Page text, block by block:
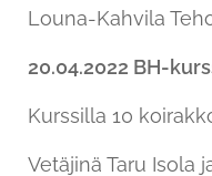
Louna-Kahvila
20.04.2022 BH-
Kurssilla 10
Vetäjinä Taru Isola